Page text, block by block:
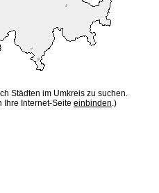
Städten im Umkreis zu suchen.
Ihre Internet-Seite einbinden.)